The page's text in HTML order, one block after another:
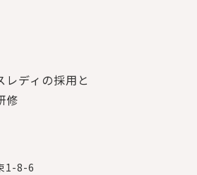
レディの採用と
修
1-8-6